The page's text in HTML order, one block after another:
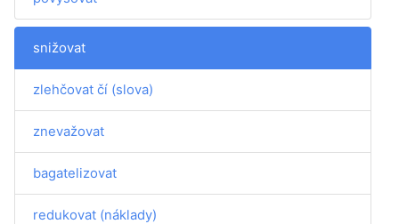
snižovat
zlehčovat čí (slova)
znevažovat
bagatelizovat
redukovat (náklady)